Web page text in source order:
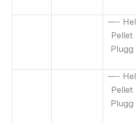
—- Hel
Pellet
Plugg
—- Hel
Pellet
Plugg